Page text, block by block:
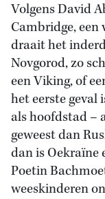
Volgens David
Cambridge,
draait het
Novgorod, zo
een Viking, of
het eerste geval
als hoofdstad –
geweest dan
dan is Oekraïne
Poetin
weeskinderen